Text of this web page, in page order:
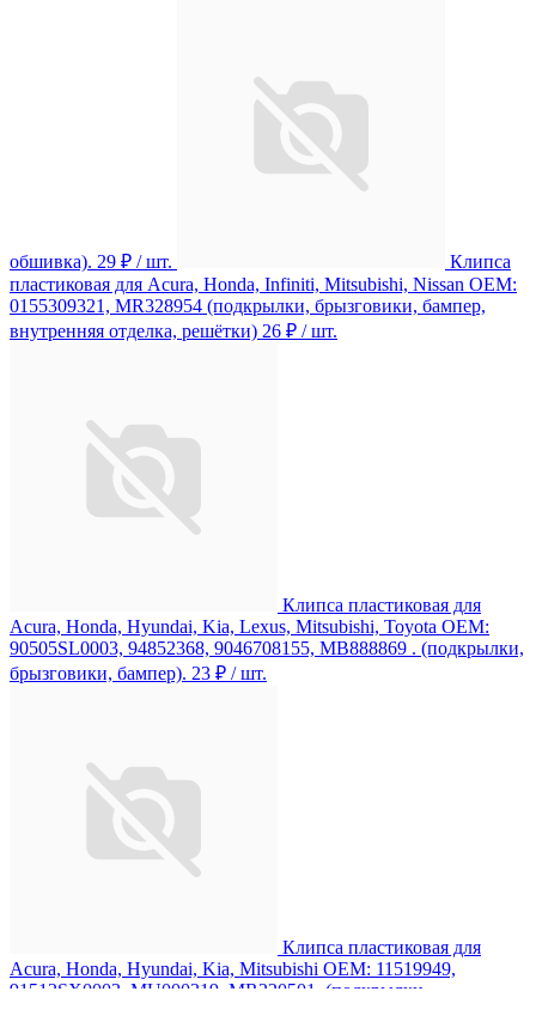
обшивка). 29 ₽ / шт.
Клипса
пластиковая для Acura, Honda, Infiniti, Mitsubishi, Nissan ОЕМ:
0155309321, MR328954 (подкрылки, брызговики, бампер,
внутренняя отделка, решётки) 26 ₽ / шт.
Клипса пластиковая для
Acura, Honda, Hyundai, Kia, Lexus, Mitsubishi, Toyota ОЕМ:
90505SL0003, 94852368, 9046708155, MB888869 . (подкрылки,
брызговики, бампер). 23 ₽ / шт.
Клипса пластиковая для
Acura, Honda, Hyundai, Kia, Mitsubishi ОЕМ: 11519949,
91512SX0003, MU000319, MR220501. (подкрылки,